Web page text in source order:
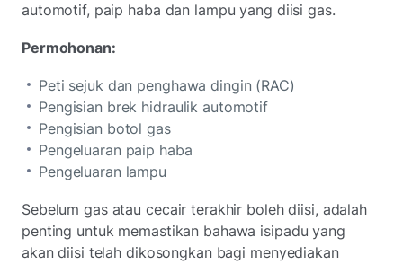
automotif, paip haba dan lampu yang diisi gas.
Permohonan:
Peti sejuk dan penghawa dingin (RAC)
Pengisian brek hidraulik automotif
Pengisian botol gas
Pengeluaran paip haba
Pengeluaran lampu
Sebelum gas atau cecair terakhir boleh diisi, adalah
penting untuk memastikan bahawa isipadu yang
akan diisi telah dikosongkan bagi menyediakan